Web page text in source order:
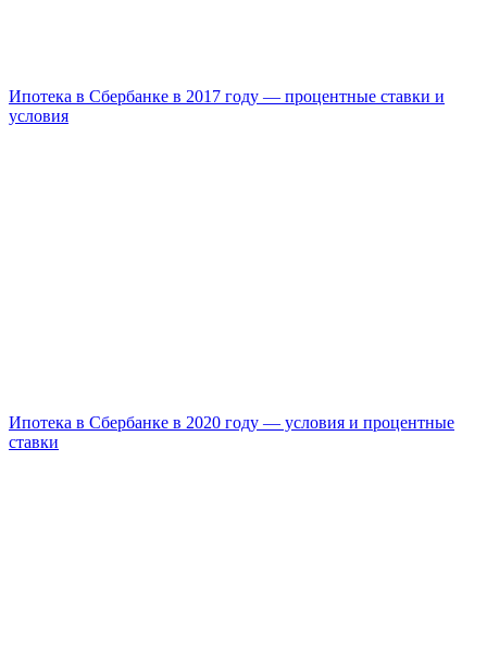
Ипотека в Сбербанке в 2017 году — процентные ставки и
условия
Ипотека в Сбербанке в 2020 году — условия и процентные
ставки